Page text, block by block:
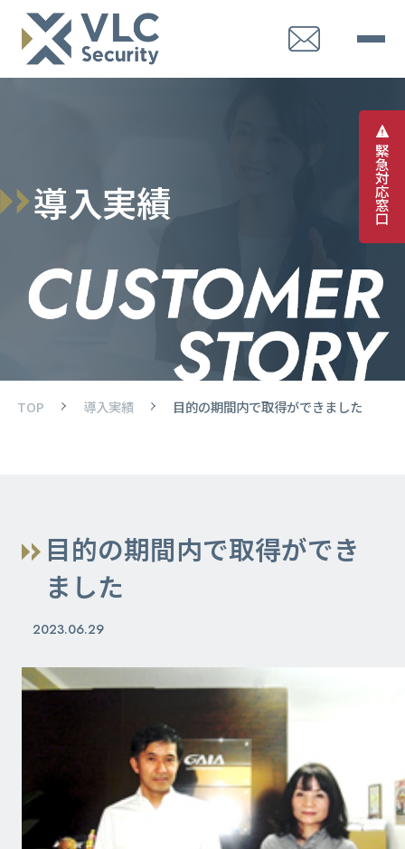
緊
急
対
応
窓
口
導入実績
TOP 導入実績 目的の期間内で取得ができました
目的の期間内で取得ができ
ました
2023.06.29